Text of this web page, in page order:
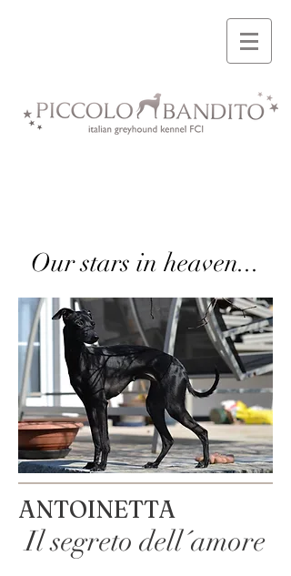
Our stars in heaven...
ANTOINETTA
Il segreto dell´amore